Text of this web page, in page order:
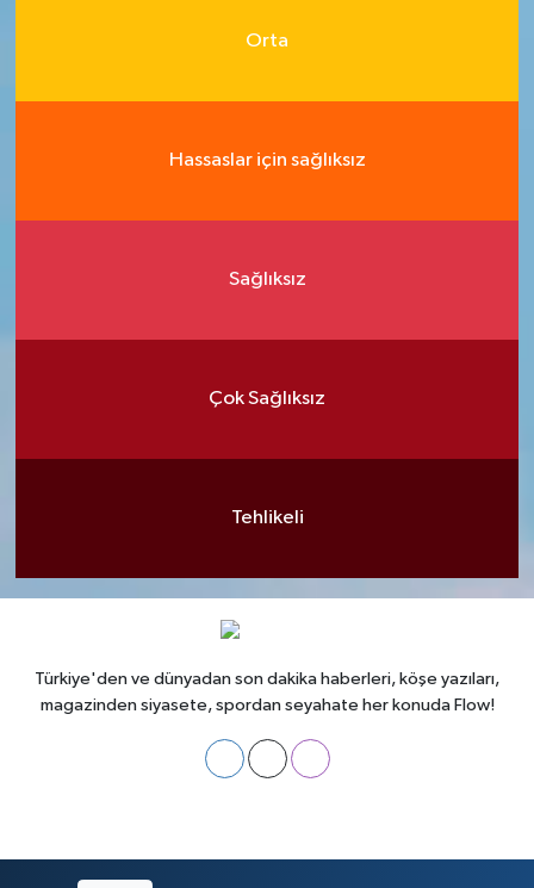
Orta
Hassaslar için sağlıksız
Sağlıksız
Çok Sağlıksız
Tehlikeli
Türkiye'den ve dünyadan son dakika haberleri, köşe yazıları,
magazinden siyasete, spordan seyahate her konuda Flow!